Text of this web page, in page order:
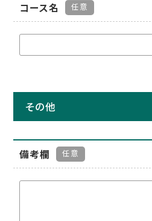
コース名 任意
その他
備考欄 任意